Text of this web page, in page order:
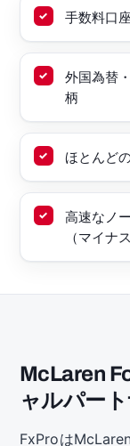
手数料口
外国為替
柄
ほとんど
高速なノ
（マイナ
McLaren
ャルパー
FxProは